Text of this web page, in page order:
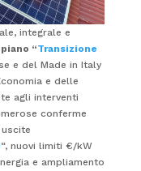
integrale e
“Transizione
e del Made in Italy
e delle
agli interventi
conferme
“, nuovi limiti €/kW
e ampliamento